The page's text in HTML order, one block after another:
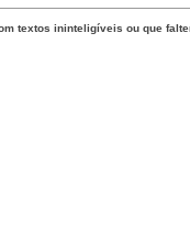
textos ininteligíveis ou que